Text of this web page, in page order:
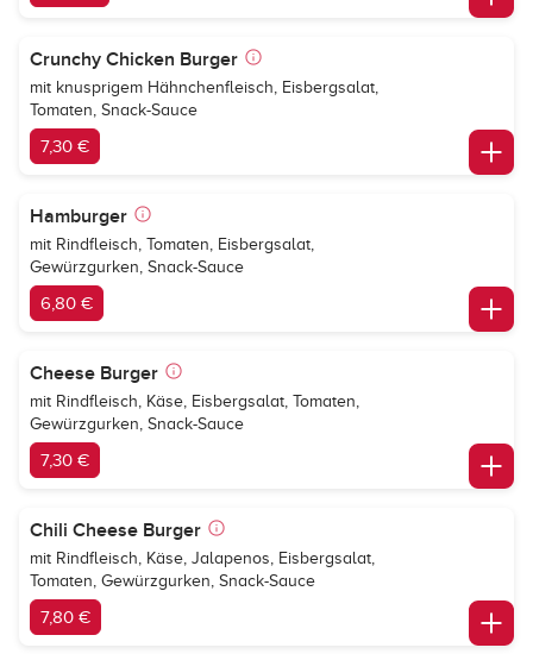
Crunchy Chicken Burger
mit knusprigem Hähnchenfleisch, Eisbergsalat,
Tomaten, Snack-Sauce
7,30 €
Hamburger
mit Rindfleisch, Tomaten, Eisbergsalat,
Gewürzgurken, Snack-Sauce
6,80 €
Cheese Burger
mit Rindfleisch, Käse, Eisbergsalat, Tomaten,
Gewürzgurken, Snack-Sauce
7,30 €
Chili Cheese Burger
mit Rindfleisch, Käse, Jalapenos, Eisbergsalat,
Tomaten, Gewürzgurken, Snack-Sauce
7,80 €